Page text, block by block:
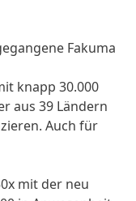
Fakuma
knapp 30.000
aus 39 Ländern
Auch für
mit der neu